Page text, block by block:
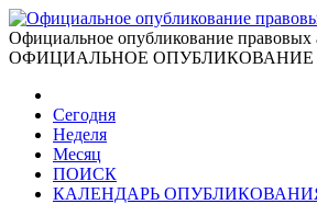
Официальное опубликование правовых
ОФИЦИАЛЬНОЕ ОПУБЛИКОВАНИЕ
Сегодня
Неделя
Месяц
ПОИСК
КАЛЕНДАРЬ